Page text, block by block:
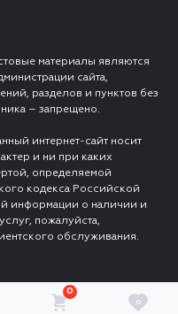
материалы являются
сайта,
разделов и пунктов без
– запрещено.
интернет-сайт носит
и ни при каких
определяемой
кодекса Российской
информации о наличии и
пожалуйста,
обслуживания.
0
0